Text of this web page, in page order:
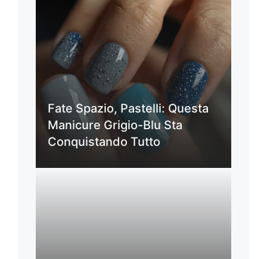
Fate Spazio, Pastelli: Questa
Manicure Grigio-Blu Sta
Conquistando Tutto